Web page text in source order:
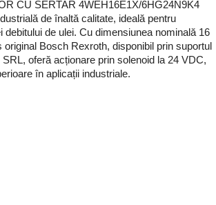
CU SERTAR 4WEH16E1X/6HG24N9K4
de înaltă calitate, ideală pentru
debitului de ulei. Cu dimensiunea nominală 16
Bosch Rexroth, disponibil prin suportul
oferă acționare prin solenoid la 24 VDC,
în aplicații industriale.